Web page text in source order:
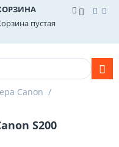
пустая
Canon /
S200